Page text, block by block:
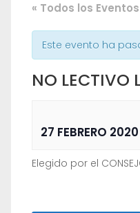
« Todos los Eventos
Este evento ha
NO LECTIVO
27 FEBRERO 2020
Elegido por el